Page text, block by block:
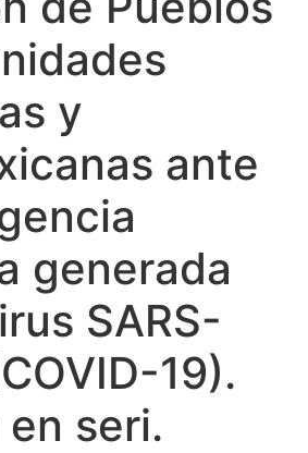
y
ante
generada
SARS-
19).
seri.